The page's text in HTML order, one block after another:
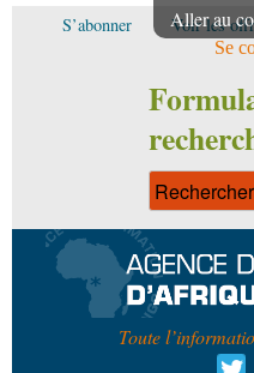
Aller au
S’abonner Voir les
Se
Toute